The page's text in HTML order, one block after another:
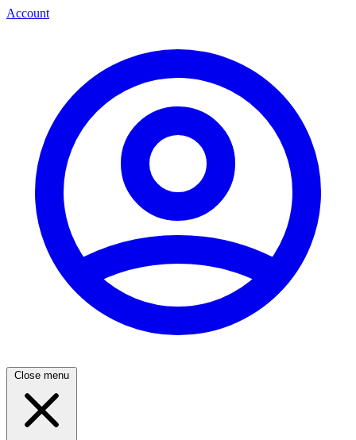
Account
Close menu